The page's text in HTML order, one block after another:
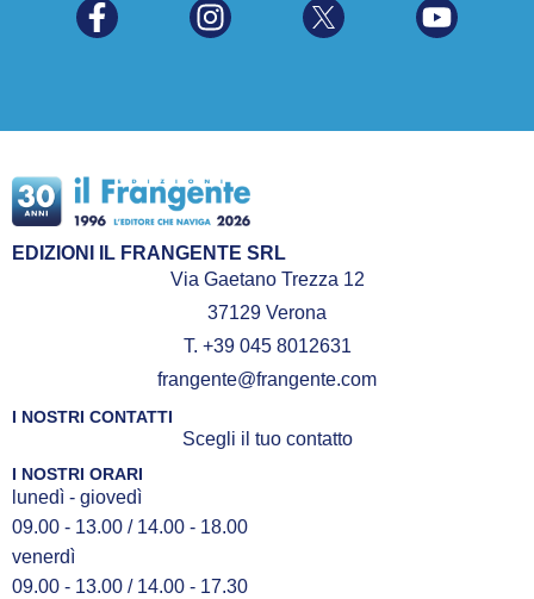
EDIZIONI IL FRANGENTE SRL
Via Gaetano Trezza 12
37129 Verona
T. +39 045 8012631
frangente@frangente.com
I NOSTRI CONTATTI
Scegli il tuo contatto
I NOSTRI ORARI
lunedì - giovedì
09.00 - 13.00 / 14.00 - 18.00
venerdì
09.00 - 13.00 / 14.00 - 17.30